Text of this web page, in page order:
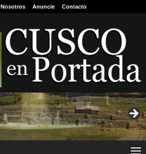
Nosotros Anuncie Contacto